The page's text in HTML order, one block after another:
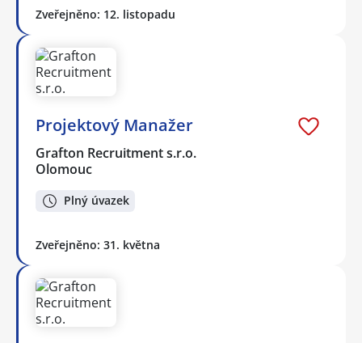
Zveřejněno: 12. listopadu
Projektový Manažer
Grafton Recruitment s.r.o.
Olomouc
Plný úvazek
Zveřejněno: 31. května